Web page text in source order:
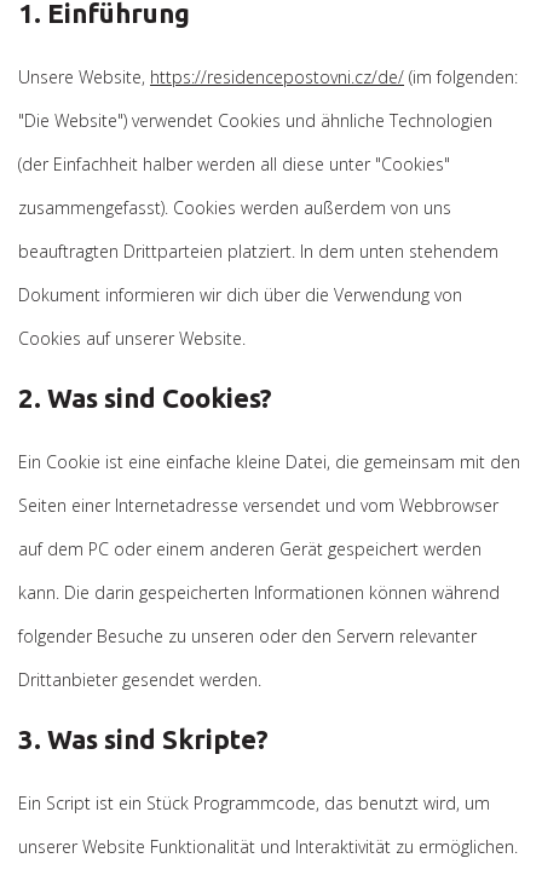
1. Einführung
Unsere Website, https://residencepostovni.cz/de/ (im folgenden:
"Die Website") verwendet Cookies und ähnliche Technologien
(der Einfachheit halber werden all diese unter "Cookies"
zusammengefasst). Cookies werden außerdem von uns
beauftragten Drittparteien platziert. In dem unten stehendem
Dokument informieren wir dich über die Verwendung von
Cookies auf unserer Website.
2. Was sind Cookies?
Ein Cookie ist eine einfache kleine Datei, die gemeinsam mit den
Seiten einer Internetadresse versendet und vom Webbrowser
auf dem PC oder einem anderen Gerät gespeichert werden
kann. Die darin gespeicherten Informationen können während
folgender Besuche zu unseren oder den Servern relevanter
Drittanbieter gesendet werden.
3. Was sind Skripte?
Ein Script ist ein Stück Programmcode, das benutzt wird, um
unserer Website Funktionalität und Interaktivität zu ermöglichen.